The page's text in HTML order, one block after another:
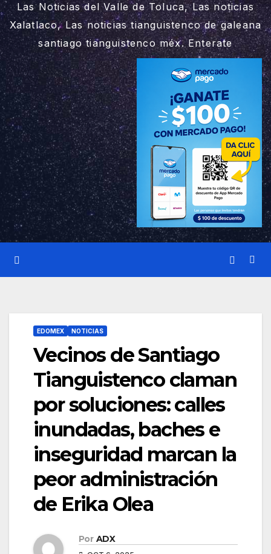
Las Noticias del Valle de Toluca, Las noticias
Xalatlaco, Las noticias tianguistenco de galeana
santiago tianguistenco méx. Enterate
EDOMEX NOTICIAS
Vecinos de Santiago
Tianguistenco claman
por soluciones: calles
inundadas, baches e
inseguridad marcan la
peor administración
de Erika Olea
Por ADX